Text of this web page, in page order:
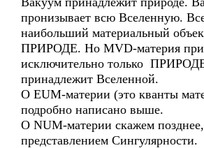
пронизывает всю Вселенную.
наибольший материальный
ПРИРОДЕ. Но MVD-материя
исключительно только
принадлежит Вселенной.
О EUM-материи (это кванты
подробно написано выше.
О NUM-материи скажем
представлением Сингулярности.